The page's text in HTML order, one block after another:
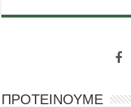
ΠΡΟΤΕΙΝΟΥΜΕ